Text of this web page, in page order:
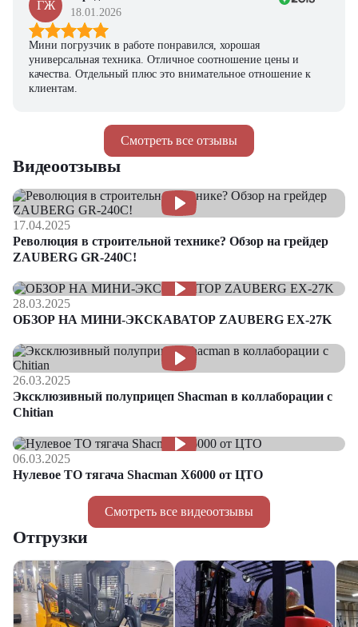
Смотреть все отзывы
ГЖ
18.01.2026
Мини погрузчик в работе понравился, хорошая
универсальная техника. Отличное соотношение цены и
качества. Отдельный плюс это внимательное отношение к
клиентам.
Смотреть все видеоотзывы
Видеоотзывы
17.04.2025
Революция в строительной технике? Обзор на грейдер
ZAUBERG GR-240C!
28.03.2025
ОБЗОР НА МИНИ-ЭКСКАВАТОР ZAUBERG EX-27K
26.03.2025
Эксклюзивный полуприцеп Shacman в коллаборации с
Chitian
06.03.2025
Нулевое ТО тягача Shacman Х6000 от ЦТО
Отгрузки